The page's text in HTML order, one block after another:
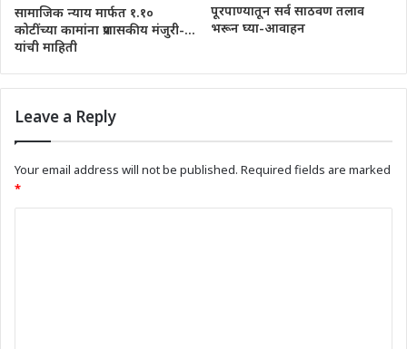
सामाजिक न्याय मार्फत १.१०
कोटींच्या कामांना प्रशासकीय मंजुरी-…
यांची माहिती
पूरपाण्यातून सर्व साठवण तलाव
भरून घ्या-आवाहन
Leave a Reply
Your email address will not be published. Required fields are marked
*